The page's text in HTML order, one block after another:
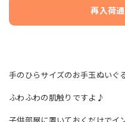
再入荷
手のひらサイズのお手玉ぬいぐ
ふわふわの肌触りですよ♪